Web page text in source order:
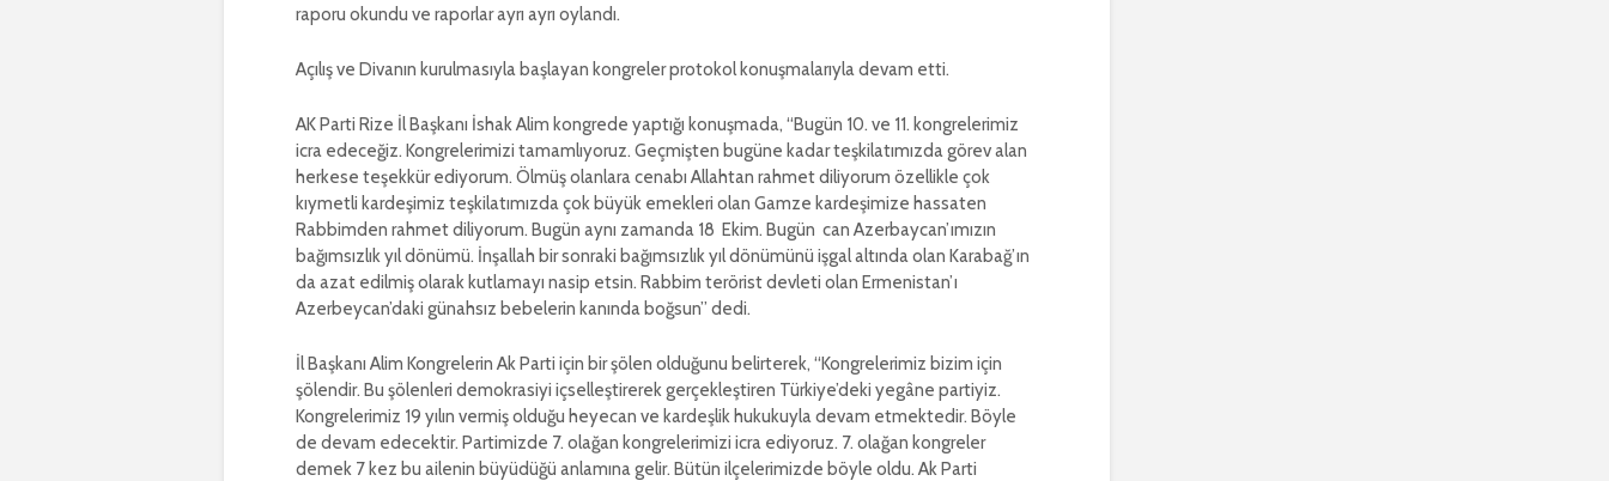
raporu okundu ve raporlar ayrı ayrı oylandı.
Açılış ve Divanın kurulmasıyla başlayan kongreler protokol konuşmalarıyla devam etti.
AK Parti Rize İl Başkanı İshak Alim kongrede yaptığı konuşmada, “Bugün 10. ve 11. kongrelerimiz
icra edeceğiz. Kongrelerimizi tamamlıyoruz. Geçmişten bugüne kadar teşkilatımızda görev alan
herkese teşekkür ediyorum. Ölmüş olanlara cenabı Allahtan rahmet diliyorum özellikle çok
kıymetli kardeşimiz teşkilatımızda çok büyük emekleri olan Gamze kardeşimize hassaten
Rabbimden rahmet diliyorum. Bugün aynı zamanda 18 Ekim. Bugün can Azerbaycan’ımızın
bağımsızlık yıl dönümü. İnşallah bir sonraki bağımsızlık yıl dönümünü işgal altında olan Karabağ’ın
da azat edilmiş olarak kutlamayı nasip etsin. Rabbim terörist devleti olan Ermenistan’ı
Azerbeycan’daki günahsız bebelerin kanında boğsun” dedi.
İl Başkanı Alim Kongrelerin Ak Parti için bir şölen olduğunu belirterek, “Kongrelerimiz bizim için
şölendir. Bu şölenleri demokrasiyi içselleştirerek gerçekleştiren Türkiye’deki yegâne partiyiz.
Kongrelerimiz 19 yılın vermiş olduğu heyecan ve kardeşlik hukukuyla devam etmektedir. Böyle
de devam edecektir. Partimizde 7. olağan kongrelerimizi icra ediyoruz. 7. olağan kongreler
demek 7 kez bu ailenin büyüdüğü anlamına gelir. Bütün ilçelerimizde böyle oldu. Ak Parti